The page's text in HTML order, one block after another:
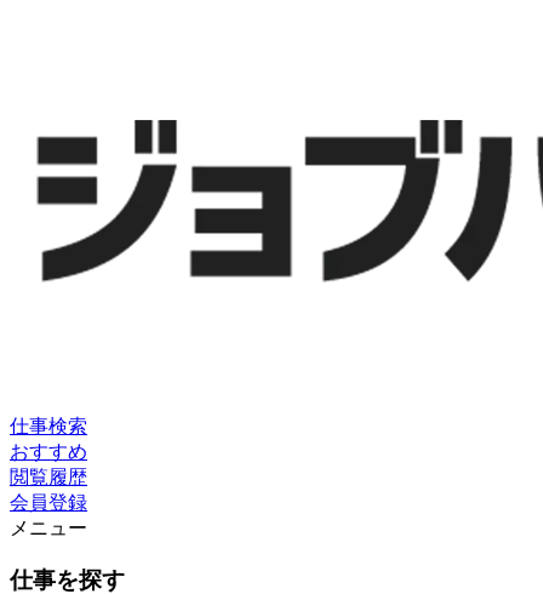
仕事検索
おすすめ
閲覧履歴
会員登録
メニュー
仕事を探す